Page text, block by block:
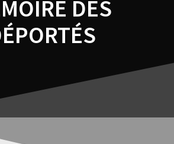
DES